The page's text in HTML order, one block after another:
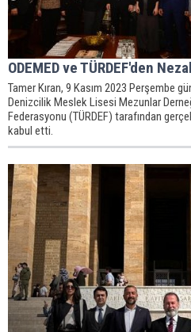
ODEMED ve TÜRDEF'den
Tamer Kıran, 9 Kasım 2023 Perşembe
Denizcilik Meslek Lisesi Mezunlar
Federasyonu (TÜRDEF) tarafından
kabul etti.